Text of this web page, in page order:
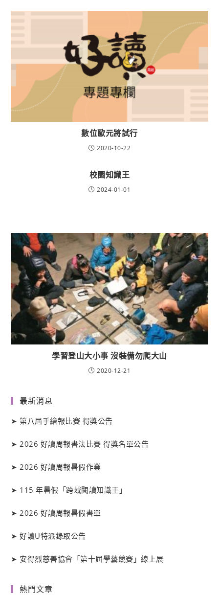
數位歐元將試行
2020-10-22
校園知識王
2024-01-01
學習登山大小事 沒裝備勿爬大山
2020-12-21
最新消息
➤第八屆手繪報比賽 得獎公告
➤2026 好讀周報書法比賽 得獎名單公告
➤2026 好讀周報暑假作業
➤ 115 年暑假「跨域閱讀知識王」
➤2026 好讀周報暑假書單
➤好讀U特派錄取公告
➤ 安得烈慈善協會「第十屆學藝競賽」線上展
熱門文章